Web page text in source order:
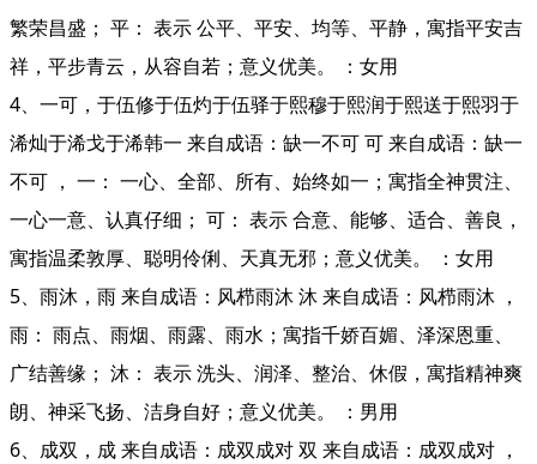
繁荣昌盛； 平： 表示 公平、平安、均等、平静，寓指平安吉
祥，平步青云，从容自若；意义优美。 ：女用
4、一可，于伍修于伍灼于伍驿于熙穆于熙润于熙送于熙羽于
浠灿于浠戈于浠韩一 来自成语：缺一不可 可 来自成语：缺一
不可 ， 一： 一心、全部、所有、始终如一；寓指全神贯注、
一心一意、认真仔细； 可： 表示 合意、能够、适合、善良，
寓指温柔敦厚、聪明伶俐、天真无邪；意义优美。 ：女用
5、雨沐，雨 来自成语：风栉雨沐 沐 来自成语：风栉雨沐 ，
雨： 雨点、雨烟、雨露、雨水；寓指千娇百媚、泽深恩重、
广结善缘； 沐： 表示 洗头、润泽、整治、休假，寓指精神爽
朗、神采飞扬、洁身自好；意义优美。 ：男用
6、成双，成 来自成语：成双成对 双 来自成语：成双成对 ，